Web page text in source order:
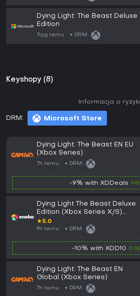
Dying Light: The Beast Deluxe
Edition
7tyg temu DRM:
Keyshopy (8)
DRM: Microsoft Store
Informacja o
Dying Light: The Beast EN EU
(Xbox Series)
7h temu DRM:
-9% with XDDeals
Dying Light The Beast Deluxe
Edition (Xbox Series X/S)
XBOX LIVE Key EUROPE
★5.0
9h temu DRM:
-10% with XDD10
Dying Light: The Beast EN
Global (Xbox Series)
7h temu DRM: